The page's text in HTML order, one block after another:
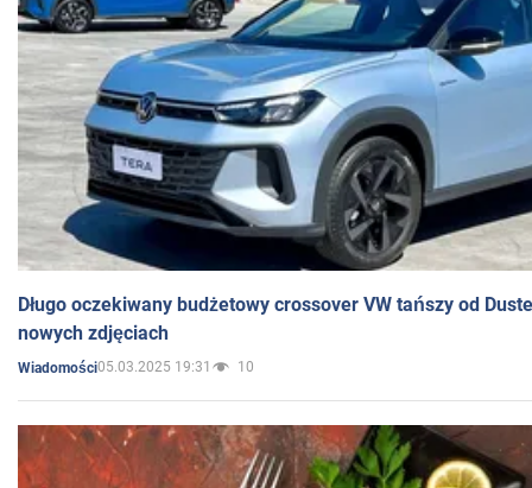
Długo oczekiwany budżetowy crossover VW tańszy od
nowych zdjęciach
Wiadomości05.03.2025 19:31 10